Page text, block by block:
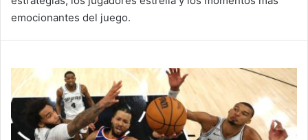
emocionantes del juego.